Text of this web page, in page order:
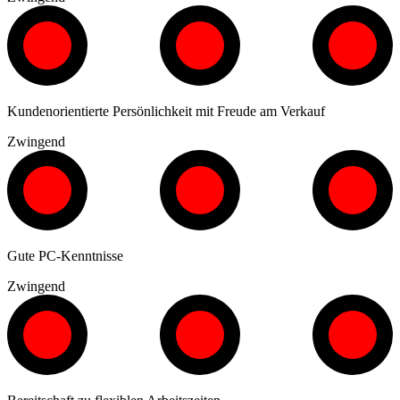
Kundenorientierte Persönlichkeit mit Freude am Verkauf
Zwingend
Gute PC-Kenntnisse
Zwingend